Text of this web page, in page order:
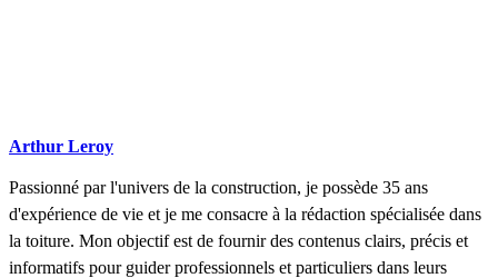
Arthur Leroy
Passionné par l'univers de la construction, je possède 35 ans
d'expérience de vie et je me consacre à la rédaction spécialisée dans
la toiture. Mon objectif est de fournir des contenus clairs, précis et
informatifs pour guider professionnels et particuliers dans leurs